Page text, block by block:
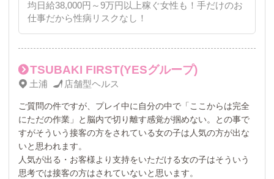
均日給38,000円～9万円以上稼ぐ女性も！手だけのお
仕事だから性病リスクなし！
TSUBAKI FIRST(YESグループ)
土浦 店舗型ヘルス
ご質問の件ですが、プレイ中に自分の中で「ここからは完全
にただの作業」と脳内で切り離す感覚が掴めない。との事で
すがそういう接客の方をされている女の子は人気の方が出な
いと思われます。
人気が出る・お客様より支持をいただける女の子はそういう
思考では接客の方はされていないと思います。